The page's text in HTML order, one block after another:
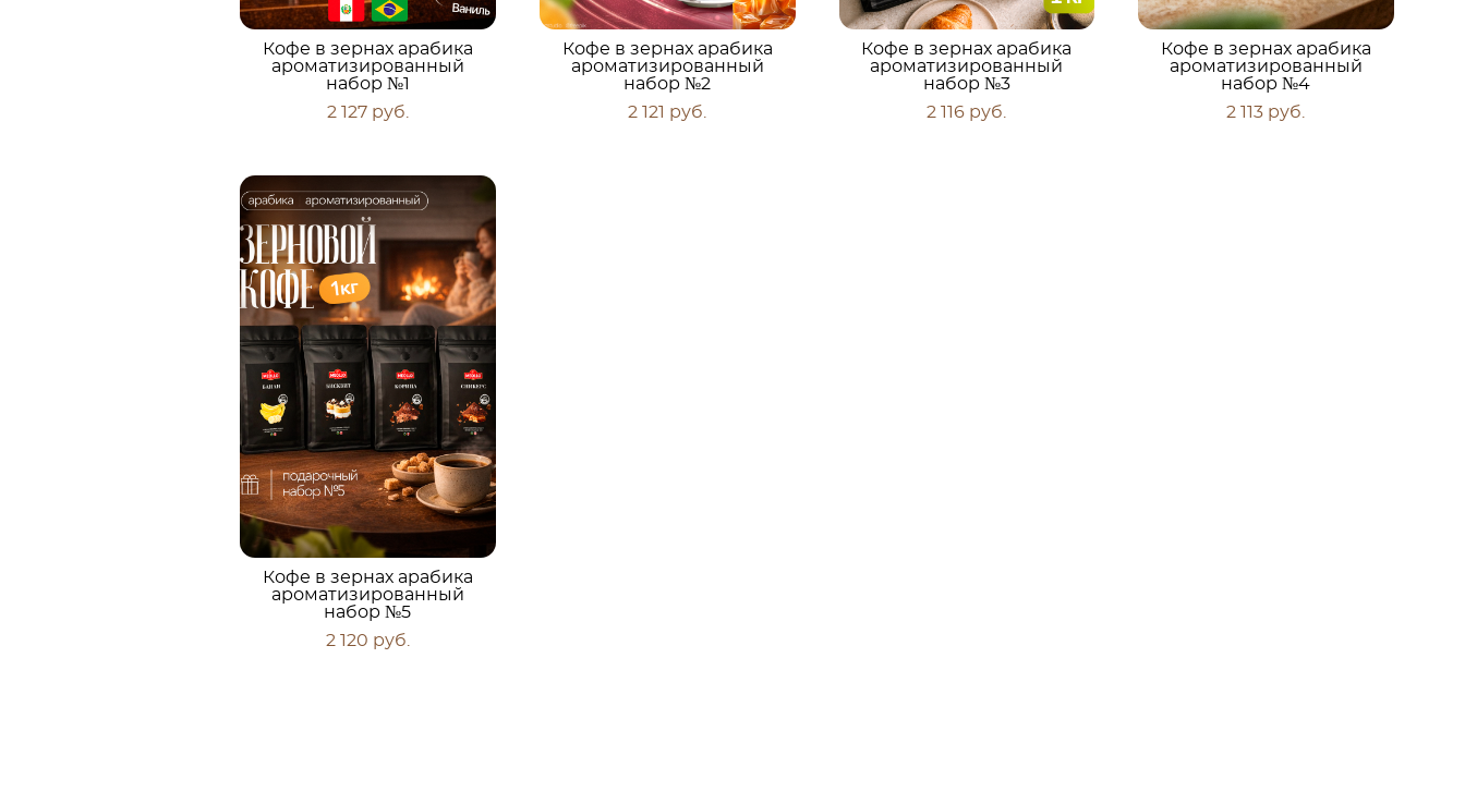
Кофе в зернах арабика
ароматизированный
набор №1
2 127 pуб.
Кофе в зернах арабика
ароматизированный
набор №2
2 121 pуб.
Кофе в зернах арабика
ароматизированный
набор №3
2 116 pуб.
Кофе в зернах арабика
ароматизированный
набор №4
2 113 pуб.
Кофе в зернах арабика
ароматизированный
набор №5
2 120 pуб.